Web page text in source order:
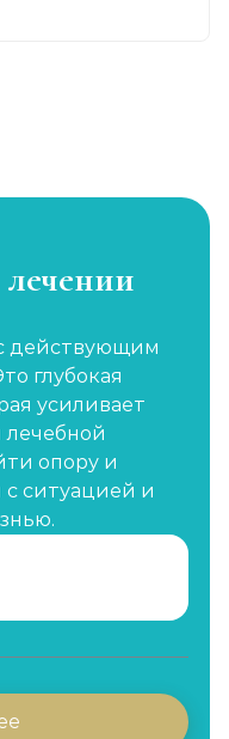
действующим
глубокая
усиливает
опору и
с ситуацией и